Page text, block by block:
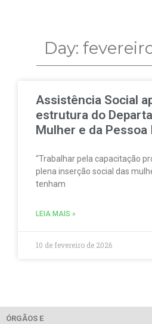
Day:
Assistência Social
estrutura do
Mulher e da Pessoa
“Trabalhar pela capacitação
plena inserção social das
tenham
LEIA MAIS »
10 de fevereiro de 2026
ÓRGÃOS E